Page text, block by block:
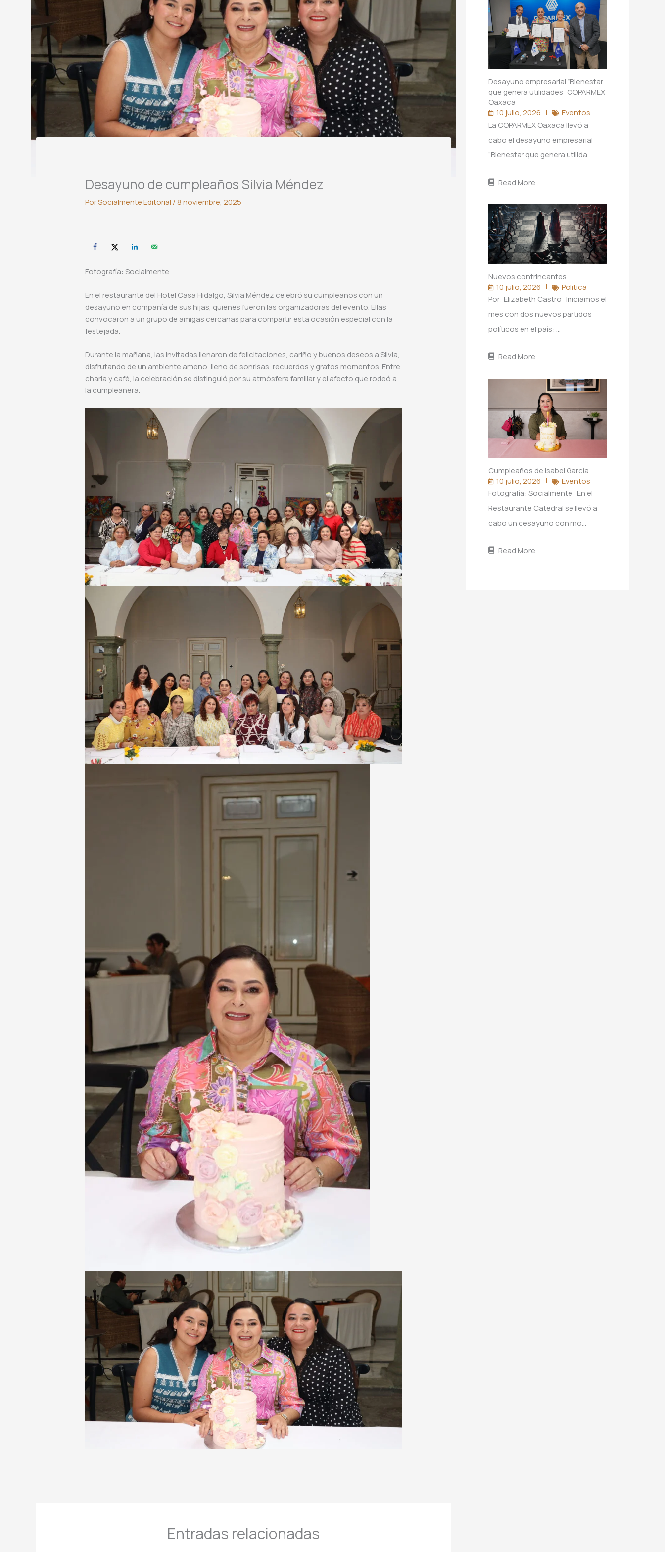
Desayuno de cumpleaños Silvia Méndez
PorSocialmente Editorial /8 noviembre, 2025
Fotografía: Socialmente
En el restaurante del Hotel Casa Hidalgo, Silvia Méndez celebró su cumpleaños con un
desayuno en compañía de sus hijas, quienes fueron las organizadoras del evento. Ellas
convocaron a un grupo de amigas cercanas para compartir esta ocasión especial con la
festejada.
Durante la mañana, las invitadas llenaron de felicitaciones, cariño y buenos deseos a Silvia,
disfrutando de un ambiente ameno, lleno de sonrisas, recuerdos y gratos momentos. Entre
charla y café, la celebración se distinguió por su atmósfera familiar y el afecto que rodeó a
la cumpleañera.
Entradas relacionadas
Desayuno empresarial “Bienestar
que genera utilidades” COPARMEX
Oaxaca
10 julio, 2026
Eventos
La COPARMEX Oaxaca llevó a
cabo el desayuno empresarial
“Bienestar que genera utilida…
Read More
Nuevos contrincantes
10 julio, 2026
Politica
Por: Elizabeth Castro Iniciamos el
mes con dos nuevos partidos
políticos en el país: …
Read More
Cumpleaños de Isabel García
10 julio, 2026
Eventos
Fotografía: Socialmente En el
Restaurante Catedral se llevó a
cabo un desayuno con mo…
Read More